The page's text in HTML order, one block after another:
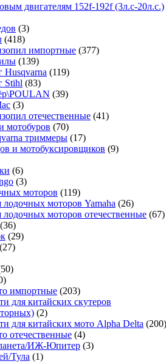
двигателям 152f-192f (3л.с-20л.с.)
(3)
(418)
импортные (377)
(139)
Husqvarna (119)
Stihl (83)
(39)
(3)
отечественные (41)
мотобуров (70)
триммеры (17)
и мотобуксировщиков (9)
(6)
(3)
моторов (119)
лодочных моторов Yamaha (26)
лодочных моторов отечественные (67)
(36)
(29)
(27)
импортные (203)
для китайских скутеров
(2)
для китайских мото Alpha Delta (200)
отечественные (4)
ИЖ-Юпитер (3)
Тула (1)